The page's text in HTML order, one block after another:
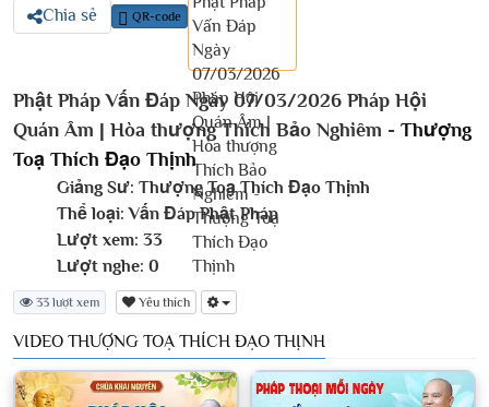
Chia sẻ QR-code
Phật Pháp Vấn Đáp Ngày 07/03/2026 Pháp Hội
Quán Âm | Hòa thượng Thích Bảo Nghiêm - Thượng
Toạ Thích Đạo Thịnh
Giảng Sư: Thượng Toạ Thích Đạo Thịnh
Thể loại: Vấn Đáp Phật Pháp
Lượt xem: 33
Lượt nghe: 0
33 lượt xem Yêu thích
VIDEO THƯỢNG TOẠ THÍCH ĐẠO THỊNH